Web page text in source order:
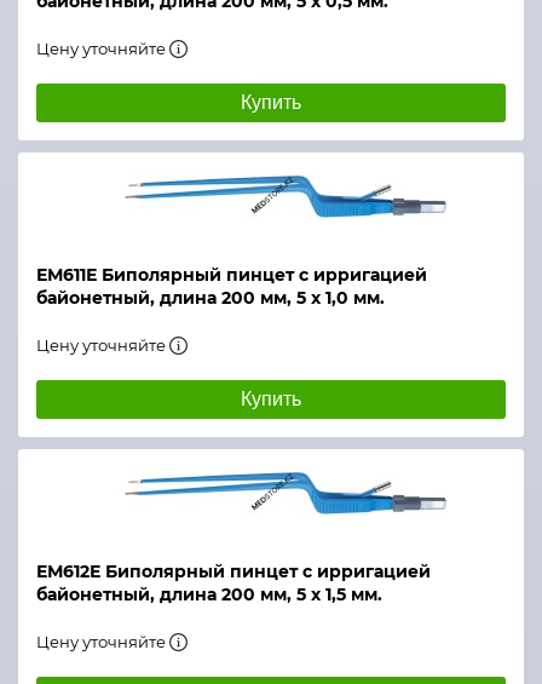
Цену уточняйте
Купить
ЕМ611Е Биполярный пинцет с ирригацией
байонетный, длина 200 мм, 5 х 1,0 мм.
Цену уточняйте
Купить
ЕМ612Е Биполярный пинцет с ирригацией
байонетный, длина 200 мм, 5 х 1,5 мм.
Цену уточняйте